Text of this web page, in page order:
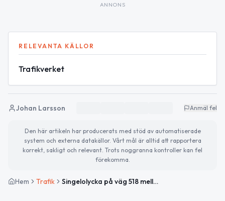
ANNONS
RELEVANTA KÄLLOR
Trafikverket
Johan Larsson Anmäl fel
Den här artikeln har producerats med stöd av automatiserade
system och externa datakällor. Vårt mål är alltid att rapportera
korrekt, sakligt och relevant. Trots noggranna kontroller kan fel
förekomma.
Hem Trafik Singelolycka på väg 518 mellan Mjällby och Krokåsvägen